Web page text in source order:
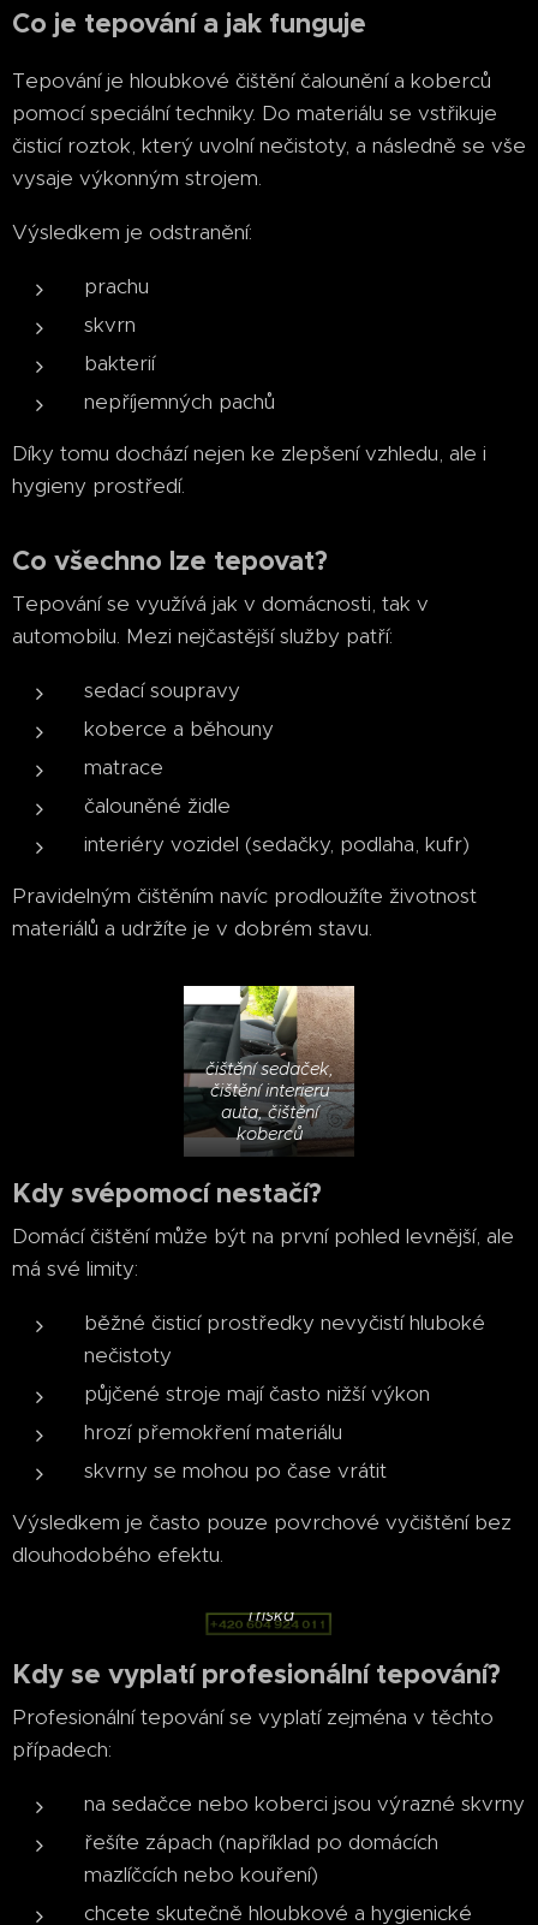
Co je tepování a jak funguje
Tepování je hloubkové čištění čalounění a koberců
pomocí speciální techniky. Do materiálu se vstřikuje
čisticí roztok, který uvolní nečistoty, a následně se vše
vysaje výkonným strojem.
Výsledkem je odstranění:
prachu
skvrn
bakterií
nepříjemných pachů
Díky tomu dochází nejen ke zlepšení vzhledu, ale i
hygieny prostředí.
Co všechno lze tepovat?
Tepování se využívá jak v domácnosti, tak v
automobilu. Mezi nejčastější služby patří:
sedací soupravy
koberce a běhouny
matrace
čalouněné židle
interiéry vozidel (sedačky, podlaha, kufr)
Pravidelným čištěním navíc prodloužíte životnost
materiálů a udržíte je v dobrém stavu.
čištění sedaček,
čištění interieru
auta, čištění
koberců
Kdy svépomocí nestačí?
Domácí čištění může být na první pohled levnější, ale
má své limity:
běžné čisticí prostředky nevyčistí hluboké
nečistoty
půjčené stroje mají často nižší výkon
hrozí přemokření materiálu
skvrny se mohou po čase vrátit
Výsledkem je často pouze povrchové vyčištění bez
dlouhodobého efektu.
Tříska
Kdy se vyplatí profesionální tepování?
Profesionální tepování se vyplatí zejména v těchto
případech:
na sedačce nebo koberci jsou výrazné skvrny
řešíte zápach (například po domácích
mazlíčcích nebo kouření)
chcete skutečně hloubkové a hygienické